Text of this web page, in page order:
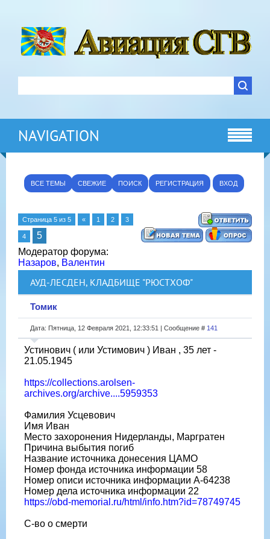
NAVIGATION
ВСЕ ТЕМЫ СВЕЖИЕ ПОИСК РЕГИСТРАЦИЯ ВХОД
Страница 5 из 5 « 1 2 3
4
5
Модератор форума:
Назаров, Валентин
АУД-ЛЕСДЕН, КЛАДБИЩЕ "РЮСТХОФ"
Томик
Дата: Пятница, 12 Февраля 2021, 12:33:51 | Сообщение # 141
Устинович ( или Устимович ) Иван , 35 лет -
21.05.1945
https://collections.arolsen-
archives.org/archive....5959353
Фамилия Усцевович
Имя Иван
Место захоронения Нидерланды, Маргратен
Причина выбытия погиб
Название источника донесения ЦАМО
Номер фонда источника информации 58
Номер описи источника информации A-64238
Номер дела источника информации 22
https://obd-memorial.ru/html/info.htm?id=78749745
С-во о смерти